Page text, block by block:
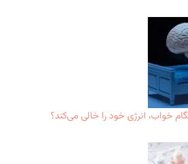
خواب، انرژی خود را خالی می‌کند؟